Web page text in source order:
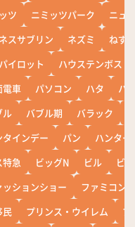
ツ ニミッツパーク
ニュ
ネスサブリン ネズミ
ねず
パイロット
ハウステンボス
電車 パソコン ハタ
ハ
ル バブル期 バラック
タインデー パン
ハンター
特急 ビッグN ビル
ビワ
ッションショー
ファミコン
民 プリンス・ウイレム
ブ